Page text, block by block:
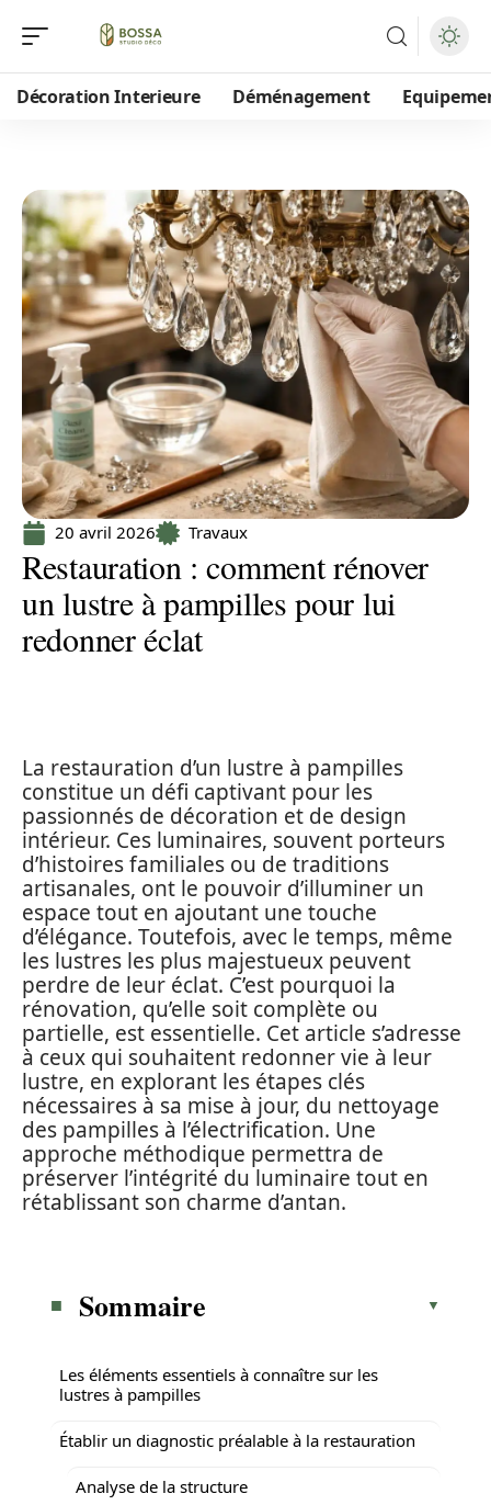
Décoration Interieure Déménagement
20 avril 2026 Travaux
Restauration : comment rénover
un lustre à pampilles pour lui
redonner éclat
La restauration d’un lustre à pampilles
constitue un défi captivant pour les
passionnés de décoration et de design
intérieur. Ces luminaires, souvent porteurs
d’histoires familiales ou de traditions
artisanales, ont le pouvoir d’illuminer un
espace tout en ajoutant une touche
d’élégance. Toutefois, avec le temps, même
les lustres les plus majestueux peuvent
perdre de leur éclat. C’est pourquoi la
rénovation, qu’elle soit complète ou
partielle, est essentielle. Cet article s’adresse
à ceux qui souhaitent redonner vie à leur
lustre, en explorant les étapes clés
nécessaires à sa mise à jour, du nettoyage
des pampilles à l’électrification. Une
approche méthodique permettra de
préserver l’intégrité du luminaire tout en
rétablissant son charme d’antan.
Sommaire
Les éléments essentiels à connaître sur les
lustres à pampilles
Établir un diagnostic préalable à la restauration
Analyse de la structure